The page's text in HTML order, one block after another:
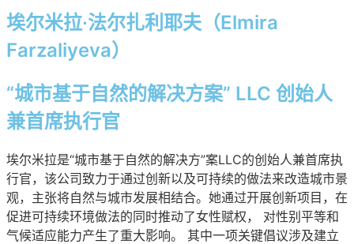
埃尔米拉·法尔扎利耶夫（Elmira
Farzaliyeva）
“城市基于自然的解决方案” LLC 创始人
兼首席执行官
埃尔米拉是“城市基于自然的解决方”案LLC的创始人兼首席执
行官，该公司致力于通过创新以及可持续的做法来改造城市景
观，主张将自然与城市发展相结合。她通过开展创新项目，在
促进可持续环境做法的同时推动了女性赋权， 对性别平等和
气候适应能力产生了重大影响。
其中一项关键倡议涉及建立